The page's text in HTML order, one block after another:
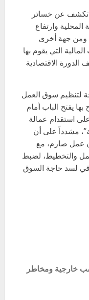
تكشف عن خسائر
وارتفاع
ومن جهة أخرى
التي يقوم بها
الدورة الاقتصادية
لتنظيم سوق العمل
يفتح الباب أمام
استقدام عمالة
مشدداً على أن
عمل صارم، مع
والتخطيط، لضبط
لسد حاجة السوق
خارجية ومخاطر